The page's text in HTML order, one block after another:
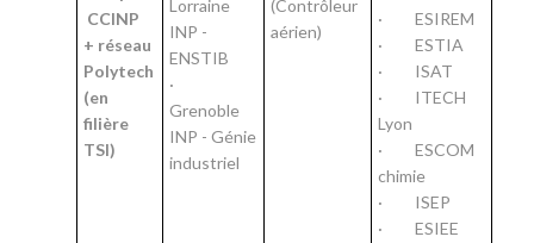
CCINP
+ réseau
Polytech
(en
filière
TSI)
Lorraine
INP -
ENSTIB
·
Grenoble
INP - Génie
industriel
(Contrôleur
aérien)
· ESIREM
· ESTIA
· ISAT
· ITECH
Lyon
· ESCOM
chimie
· ISEP
· ESIEE